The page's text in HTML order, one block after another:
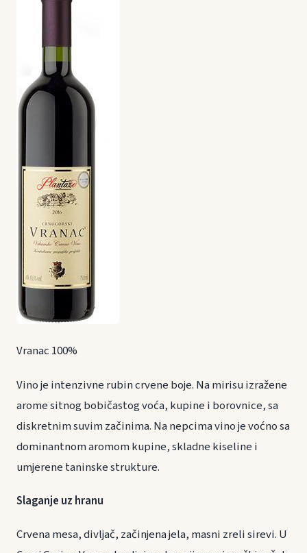
Vranac 100%
Vino je intenzivne rubin crvene boje. Na mirisu izražene
arome sitnog bobičastog voća, kupine i borovnice, sa
diskretnim suvim začinima. Na nepcima vino je voćno sa
dominantnom aromom kupine, skladne kiseline i
umjerene taninske strukture.
Slaganje uz hranu
Crvena mesa, divljač, začinjena jela, masni zreli sirevi. U